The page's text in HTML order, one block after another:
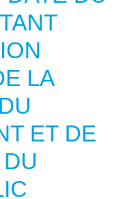
LA
ET DE